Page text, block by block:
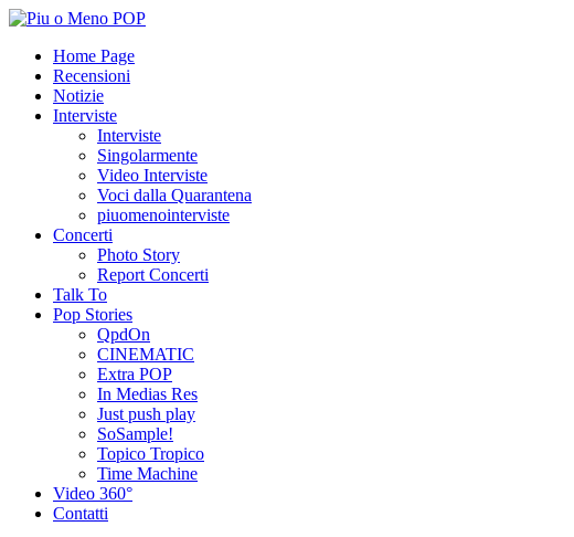
Home Page
Recensioni
Notizie
Interviste
Interviste
Singolarmente
Video Interviste
Voci dalla Quarantena
piuomenointerviste
Concerti
Photo Story
Report Concerti
Talk To
Pop Stories
QpdOn
CINEMATIC
Extra POP
In Medias Res
Just push play
SoSample!
Topico Tropico
Time Machine
Video 360°
Contatti